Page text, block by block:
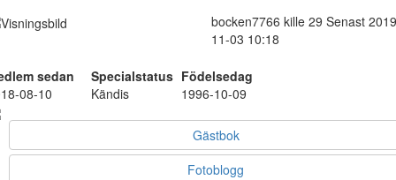
bocken7766 kille 29 Senast
11-03 10:18
sedan Specialstatus Födelsedag
08-10
Kändis 1996-10-09
Gästbok
Fotoblogg